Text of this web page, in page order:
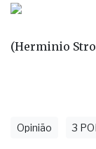
(Herminio
Opinião 3